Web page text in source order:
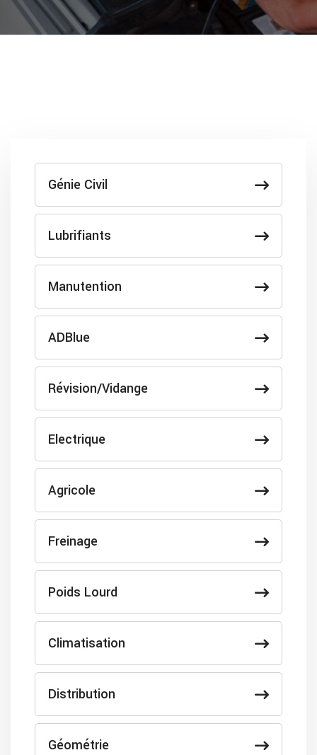
Génie Civil
Lubrifiants
Manutention
ADBlue
Révision/Vidange
Electrique
Agricole
Freinage
Poids Lourd
Climatisation
Distribution
Géométrie